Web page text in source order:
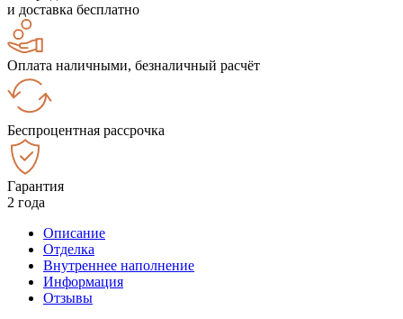
и доставка бесплатно
Оплата наличными, безналичный расчёт
Беспроцентная рассрочка
Гарантия
2 года
Описание
Отделка
Внутреннее наполнение
Информация
Отзывы